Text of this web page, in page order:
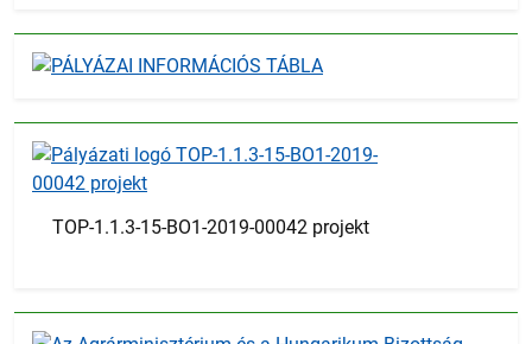
TOP-1.1.3-15-BO1-2019-00042 projekt